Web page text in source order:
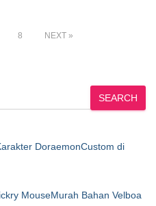
8 NEXT
SEARCH
DoraemonCustom di
MouseMurah Bahan Velboa